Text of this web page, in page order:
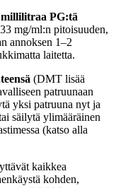
PG:tä
mg/ml:n pitoisuuden,
annoksen 1–2
laitetta.
(DMT lisää
patruunaan
yksi patruuna nyt ja
säilytä ylimääräinen
(katso alla
kaikkea
kohden,